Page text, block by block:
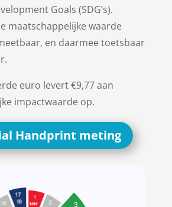
Goals (SDG’s).
maatschappelijke waarde
en daarmee toetsbaar
euro levert €9,77 aan
impactwaarde op.
Handprint meting